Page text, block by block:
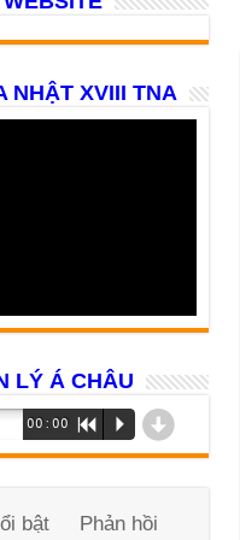
NHẬT XVIII TNA
LÝ Á CHÂU
00:00 R P d
bật Phản hồi